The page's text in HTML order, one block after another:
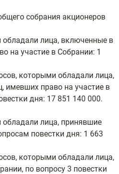
собрания акционеров
обладали лица, включенные в
на участие в Собрании: 1
которыми обладали лица,
имевших право на участие в
дня: 17 851 140 000.
лица, принявшие
повестки дня: 1 663
которыми обладали лица,
по вопросу 3 повестки